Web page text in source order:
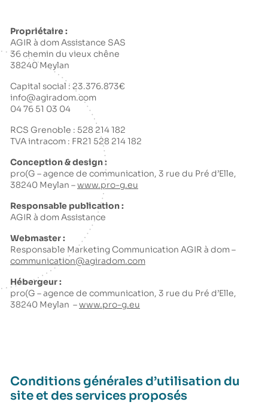
Propriétaire :
AGIR à dom Assistance SAS
36 chemin du vieux chêne
38240 Meylan
Capital social : 23.376.873€
info@agiradom.com
04 76 51 03 04
RCS Grenoble : 528 214 182
TVA intracom : FR21 528 214 182
Conception & design :
pro(G – agence de communication, 3 rue du Pré d’Elle,
38240 Meylan –www.pro-g.eu
Responsable publication :
AGIR à dom Assistance
Webmaster :
Responsable Marketing Communication AGIR à dom –
communication@agiradom.com
Hébergeur :
pro(G – agence de communication, 3 rue du Pré d’Elle,
38240 Meylan –www.pro-g.eu
Conditions générales d’utilisation du
site et des services proposés